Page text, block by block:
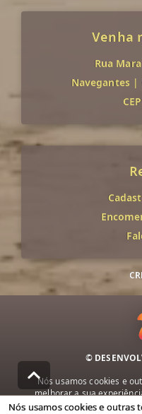
Venha
Rua
Navegantes |
©
Nós usamos cookies e
melhorar a sua
publicidade e recomendar
Nós usamos cookies e outras